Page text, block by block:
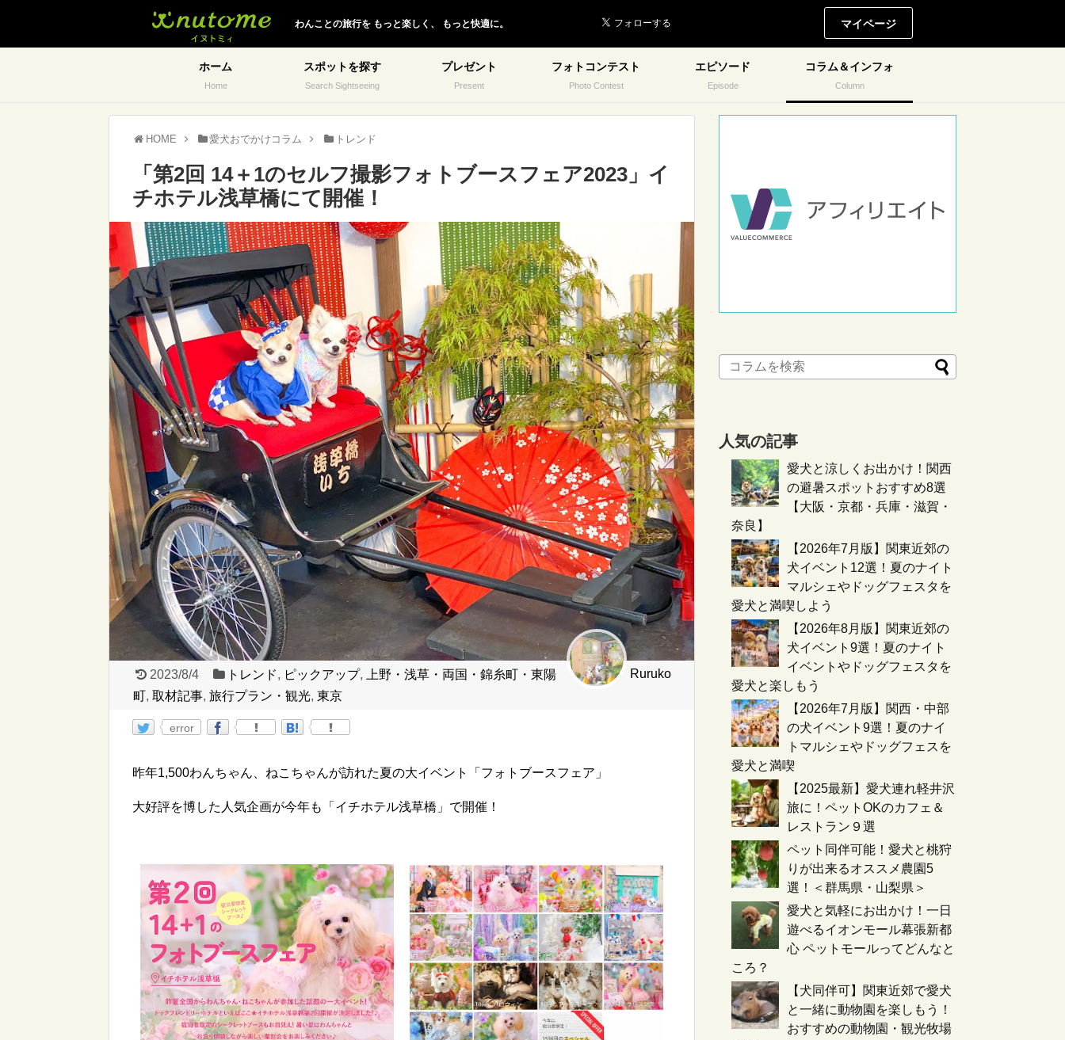
わんことの旅行を もっと楽しく、 もっと快適に。 マイページ
ホーム
Home
スポットを探す
Search Sightseeing
プレゼント
Present
フォトコンテスト
Photo Contest
エピソード
Episode
コラム＆インフォ
Column
HOME 愛犬おでかけコラム トレンド
「第2回 14＋1のセルフ撮影フォトブースフェア2023」イ
チホテル浅草橋にて開催！
Ruruko
2023/8/4 トレンド, ピックアップ,
上野・浅草・両国・錦糸町・東陽
町, 取材記事, 旅行プラン・観光, 東京
error
昨年1,500わんちゃん、ねこちゃんが訪れた夏の大イベント「フォトブースフェア」
大好評を博した人気企画が今年も「イチホテル浅草橋」で開催！
人気の記事
愛犬と涼しくお出かけ！関西
の避暑スポットおすすめ8選
【大阪・京都・兵庫・滋賀・
奈良】
【2026年7月版】関東近郊の
犬イベント12選！夏のナイト
マルシェやドッグフェスタを
愛犬と満喫しよう
【2026年8月版】関東近郊の
犬イベント9選！夏のナイト
イベントやドッグフェスタを
愛犬と楽しもう
【2026年7月版】関西・中部
の犬イベント9選！夏のナイ
トマルシェやドッグフェスを
愛犬と満喫
【2025最新】愛犬連れ軽井沢
旅に！ペットOKのカフェ＆
レストラン９選
ペット同伴可能！愛犬と桃狩
りが出来るオススメ農園5
選！＜群馬県・山梨県＞
愛犬と気軽にお出かけ！一日
遊べるイオンモール幕張新都
心 ペットモールってどんなと
ころ？
【犬同伴可】関東近郊で愛犬
と一緒に動物園を楽しもう！
おすすめの動物園・観光牧場